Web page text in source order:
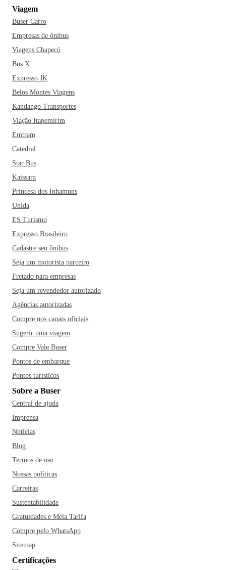
Viagem
Buser Carro
Empresas de ônibus
Viagens Chapecó
Bus X
Expresso JK
Belos Montes Viagens
Kandango Transportes
Viação Itapemirim
Emtram
Catedral
Star Bus
Kaissara
Princesa dos Inhamuns
Unida
ES Turismo
Expresso Brasileiro
Cadastre seu ônibus
Seja um motorista parceiro
Fretado para empresas
Seja um revendedor autorizado
Agências autorizadas
Compre nos canais oficiais
Sugerir uma viagem
Compre Vale Buser
Pontos de embarque
Pontos turísticos
Sobre a Buser
Central de ajuda
Imprensa
Notícias
Blog
Termos de uso
Nossas políticas
Carreiras
Sustentabilidade
Gratuidades e Meia Tarifa
Compre pelo WhatsApp
Sitemap
Certificações